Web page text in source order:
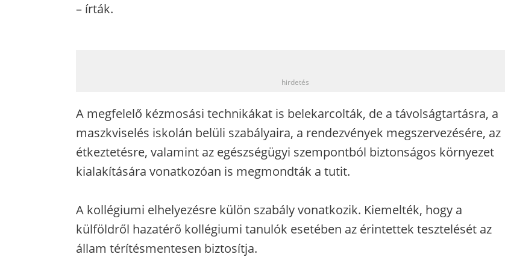
– írták.
hirdetés
A megfelelő kézmosási technikákat is belekarcolták, de a távolságtartásra, a
maszkviselés iskolán belüli szabályaira, a rendezvények megszervezésére, az
étkeztetésre, valamint az egészségügyi szempontból biztonságos környezet
kialakítására vonatkozóan is megmondták a tutit.
A kollégiumi elhelyezésre külön szabály vonatkozik. Kiemelték, hogy a
külföldről hazatérő kollégiumi tanulók esetében az érintettek tesztelését az
állam térítésmentesen biztosítja.